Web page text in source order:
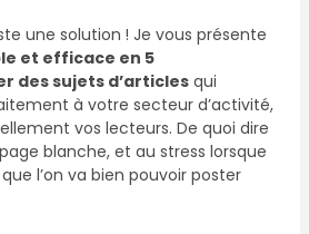
une solution ! Je vous présente
et efficace en 5
des sujets d’articles qui
à votre secteur d’activité,
vos lecteurs. De quoi dire
blanche, et au stress lorsque
l’on va bien pouvoir poster